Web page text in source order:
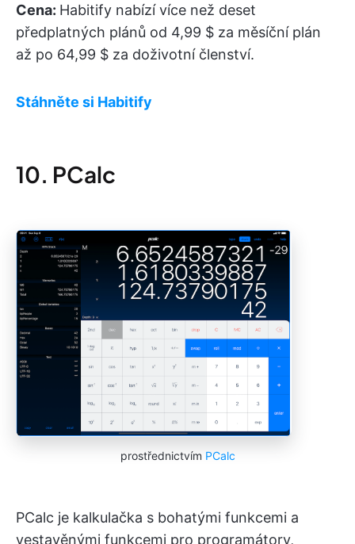
Cena: Habitify nabízí více než deset
předplatných plánů od 4,99 $ za měsíční plán
až po 64,99 $ za doživotní členství.
Stáhněte si Habitify
10. PCalc
prostřednictvím PCalc
PCalc je kalkulačka s bohatými funkcemi a
vestavěnými funkcemi pro programátory,